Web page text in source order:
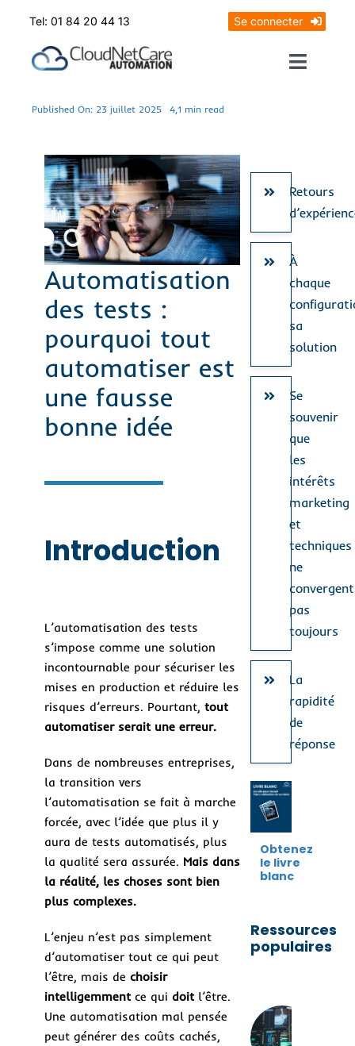
content
Tel: 01 84 20 44 13 Se connecter
Toggle
Prendrez RDV
Mon diagnostic offert
Published On: 23 juillet 2025 4,1 min read
Automatisation
des tests :
pourquoi tout
automatiser est
une fausse
bonne idée
Introduction
L’automatisation des tests
s’impose comme une solution
incontournable pour sécuriser les
mises en production et réduire les
risques d’erreurs. Pourtant, tout
automatiser serait une erreur.
Dans de nombreuses entreprises,
la transition vers
l’automatisation se fait à marche
forcée, avec l’idée que plus il y
aura de tests automatisés, plus
la qualité sera assurée. Mais dans
la réalité, les choses sont bien
plus complexes.
L’enjeu n’est pas simplement
d’automatiser tout ce qui peut
l’être, mais de choisir
intelligemmentce qui doitl’être.
Une automatisation mal pensée
peut générer des coûts cachés,
Retours
À
chaque
sa
solution
Se
souvenir
que
les
intérêts
marketing
et
techniques
ne
convergent
pas
toujours
La
rapidité
de
réponse
Obtenez
le livre
blanc
Ressources
populaires